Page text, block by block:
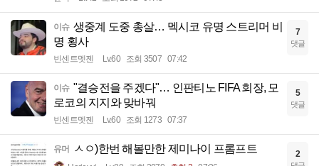
이슈 생중계 도중 총살… 멕시코 유명 스트리머 비
명 횡사
빈센트멧젠 Lv.60 조회 3507 07:42
7
댓글
이슈 "결승전을 주겠다"… 인판티노 FIFA 회장, 모
로코의 지지와 맞바꿔
빈센트멧젠 Lv.60 조회 1273 07:37
5
댓글
유머 ㅅㅇ)한번 해볼만한 제미나이 프롬프트 2